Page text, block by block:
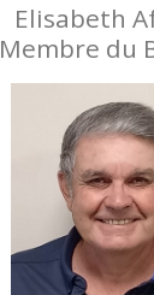
Elisabeth
Membre du